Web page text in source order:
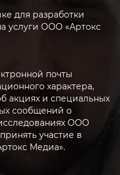
для разработки
услуги ООО «Артокс
почты
характера,
акциях и специальных
сообщений о
ООО
участие в
Медиа».